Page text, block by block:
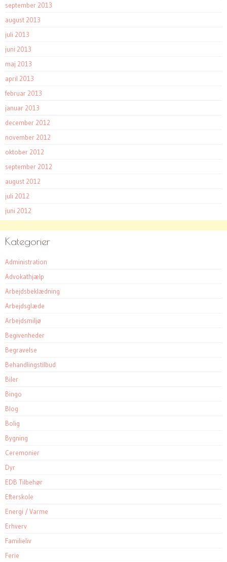
september 2013
august 2013
juli 2013
juni 2013
maj 2013
april 2013
februar 2013
januar 2013
december 2012
november 2012
oktober 2012
september 2012
august 2012
juli 2012
juni 2012
Kategorier
Administration
Advokathjælp
Arbejdsbeklædning
Arbejdsglæde
Arbejdsmiljø
Begivenheder
Begravelse
Behandlingstilbud
Biler
Bingo
Blog
Bolig
Bygning
Ceremonier
Dyr
EDB Tilbehør
Efterskole
Energi / Varme
Erhverv
Familieliv
Ferie